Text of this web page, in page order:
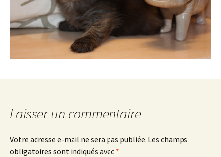
Laisser un commentaire
Votre adresse e-mail ne sera pas publiée. Les champs
obligatoires sont indiqués avec *